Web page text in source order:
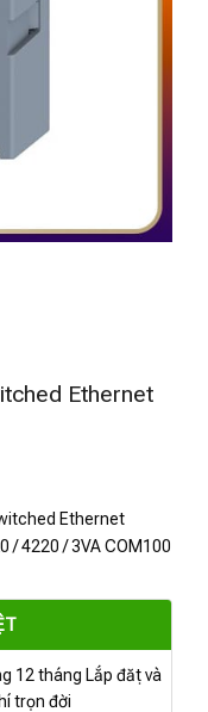
Ethernet
VNĐ.Ethernet
/ 4220 / 3VA COM100
12 tháng Lắp đặt và
trọn đời